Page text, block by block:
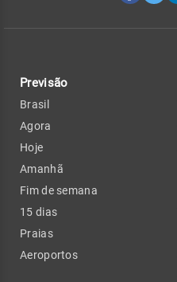
Previsão
Brasil
Agora
Hoje
Amanhã
Fim de semana
15 dias
Praias
Aeroportos